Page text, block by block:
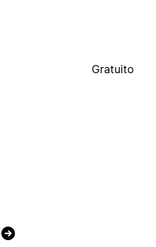
Gratuito